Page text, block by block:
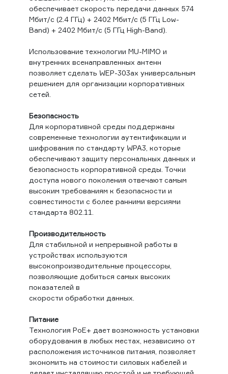
обеспечивает скорость передачи данных 574
Мбит/c (2.4 ГГц) + 2402 Мбит/с (5 ГГц Low-
Band) + 2402 Мбит/с (5 ГГц High-Band).
Использование технологии MU-MIMO и
внутренних всенаправленных антенн
позволяет сделать WEP-303ax универсальным
решением для организации корпоративных
сетей.
Безопасность
Для корпоративной среды поддержаны
современные технологии аутентификации и
шифрования по стандарту WPA3, которые
обеспечивают защиту персональных данных и
безопасность корпоративной среды. Точки
доступа нового поколения отвечают самым
высоким требованиям к безопасности и
совместимости с более ранними версиями
стандарта 802.11.
Производительность
Для стабильной и непрерывной работы в
устройствах используются
высокопроизводительные процессоры,
позволяющие добиться самых высоких
показателей в
скорости обработки данных.
Питание
Технология PoE+ дает возможность установки
оборудования в любых местах, независимо от
расположения источников питания, позволяет
экономить на стоимости силовых кабелей и